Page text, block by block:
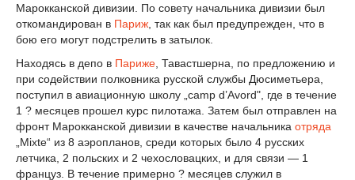
Марокканской дивизии. По совету начальника дивизии был
откомандирован в Париж , так как был предупрежден, что в
бою его могут подстрелить в затылок.
Находясь в депо в Париже , Тавастшерна, по предложению и
при содействии полковника русской службы Дюсиметьера,
поступил в авиационную школу „camp d’Avord", где в течение
1 ? месяцев прошел курс пилотажа. Затем был отправлен на
фронт Марокканской дивизии в качестве начальника отряда
„Mixte“ из 8 аэропланов, среди которых было 4 русских
летчика, 2 польских и 2 чехословацких, и для связи — 1
француз. В течение примерно ? месяцев служил в